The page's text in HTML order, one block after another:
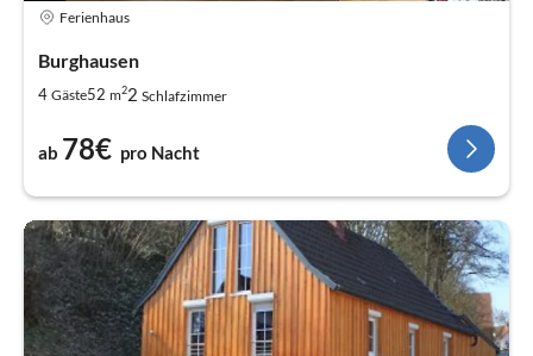
Ferienhaus
Burghausen
4 Gäste52 m22 Schlafzimmer
ab 78€ pro Nacht